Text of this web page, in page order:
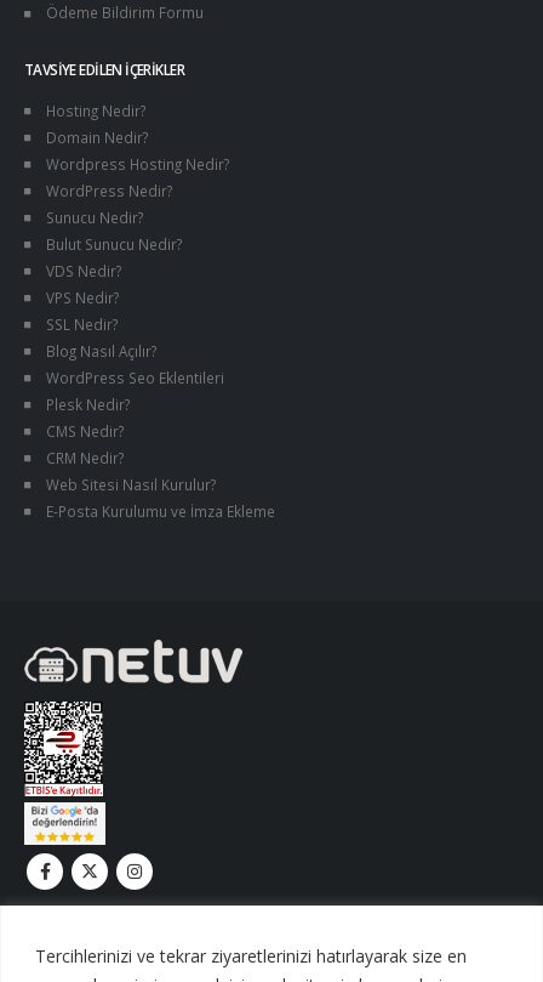
Tercihlerinizi ve tekrar ziyaretlerinizi hatırlayarak size en
Ödeme Bildirim Formu
TAVSIYE EDILEN İÇERIKLER
Hosting Nedir?
Domain Nedir?
Wordpress Hosting Nedir?
WordPress Nedir?
Sunucu Nedir?
Bulut Sunucu Nedir?
VDS Nedir?
VPS Nedir?
SSL Nedir?
Blog Nasıl Açılır?
WordPress Seo Eklentileri
Plesk Nedir?
CMS Nedir?
CRM Nedir?
Web Sitesi Nasıl Kurulur?
E-Posta Kurulumu ve İmza Ekleme